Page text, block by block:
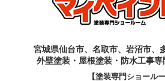
宮城県仙台市、名取市、岩沼市、
外壁塗装・屋根塗装・防水工事専
【塗装専門ショールー